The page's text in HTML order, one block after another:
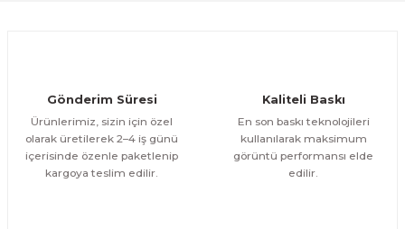
Eskitme Detaylı Mavi Ekru Çiçek 3 Parça Pleksi Aynalı Tablo
1.000,00 TL
800,00 TL
ÜRÜNÜ İNCELE
%13
Gönderim Süresi
Ürünlerimiz, sizin için özel
olarak üretilerek 2–4 iş günü
içerisinde özenle paketlenip
kargoya teslim edilir.
Kaliteli Baskı
En son baskı teknolojileri
kullanılarak maksimum
görüntü performansı elde
edilir.